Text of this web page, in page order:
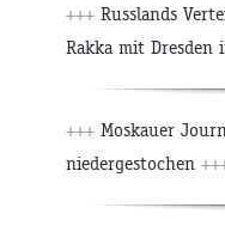
+++ Russlands
Rakka mit Dresden
+++ Moskauer
niedergestochen